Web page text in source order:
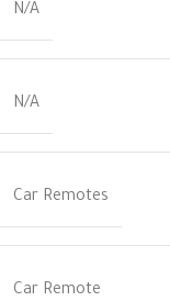
N/A
N/A
Car Remotes
Car Remote